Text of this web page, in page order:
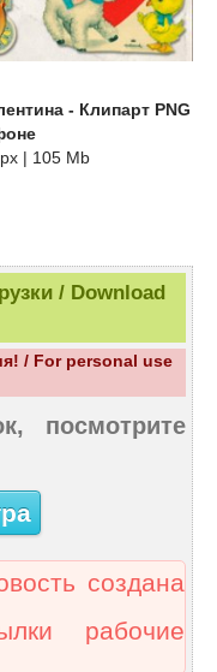
- Клипарт PNG
| 105 Mb
/ Download
/ For personal use
посмотрите
создана
рабочие